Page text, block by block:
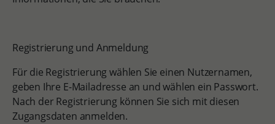
Registrierung und Anmeldung
Für die Registrierung wählen Sie einen Nutzernamen,
geben Ihre E-Mailadresse an und wählen ein Passwort.
Nach der Registrierung können Sie sich mit diesen
Zugangsdaten anmelden.